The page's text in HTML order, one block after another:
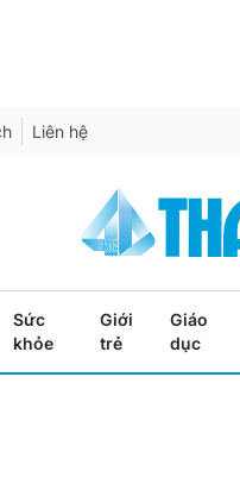
Liên hệ
Sức
khỏe
Giới
trẻ
Giáo
dục